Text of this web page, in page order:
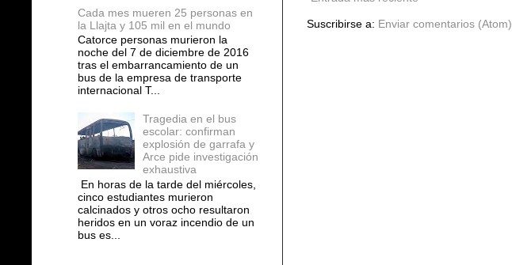
Suscribirse a: Enviar comentarios (Atom)
Cada mes mueren 25 personas en
la Llajta y 105 mil en el mundo
Catorce personas murieron la
noche del 7 de diciembre de 2016
tras el embarrancamiento de un
bus de la empresa de transporte
internacional T...
Tragedia en el bus
escolar: confirman
explosión de garrafa y
Arce pide investigación
exhaustiva
En horas de la tarde del miércoles,
cinco estudiantes murieron
calcinados y otros ocho resultaron
heridos en un voraz incendio de un
bus es...